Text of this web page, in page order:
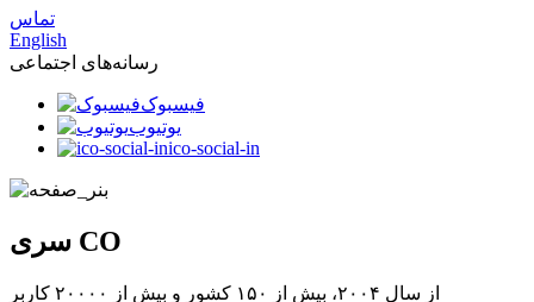
تماس
English
رسانه‌های اجتماعی
فیسبوک
یوتیوب
ico-social-in
سری CO
از سال ۲۰۰۴، بیش از ۱۵۰ کشور و بیش از ۲۰۰۰۰ کاربر